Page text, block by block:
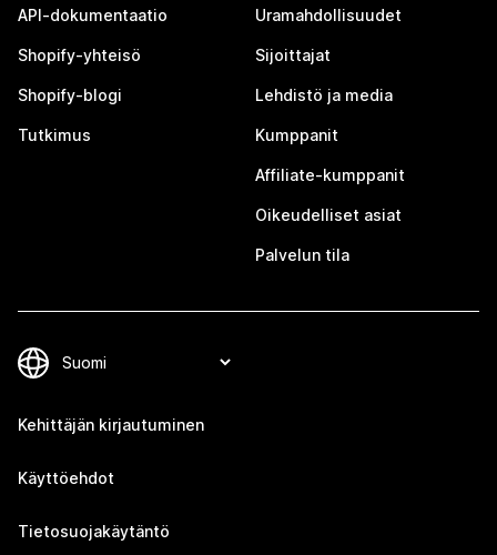
API-dokumentaatio
Shopify-yhteisö
Shopify-blogi
Tutkimus
Uramahdollisuudet
Sijoittajat
Lehdistö ja media
Kumppanit
Affiliate-kumppanit
Oikeudelliset asiat
Palvelun tila
Kehittäjän kirjautuminen
Käyttöehdot
Tietosuojakäytäntö